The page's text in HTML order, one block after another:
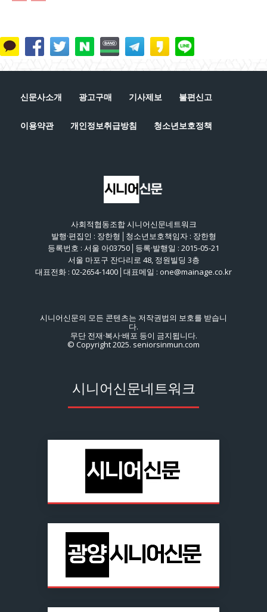
신문사소개 광고구매 기사제보 불편신고
이용약관 개인정보취급방침 청소년보호정책
사회적협동조합 시니어신문네트워크
발행·편집인 : 장한형│청소년보호책임자 : 장한형
등록번호 : 서울 아03750│등록·발행일 : 2015-05-21
서울 마포구 잔다리로 48, 정원빌딩 3층
대표전화 : 02-2654-1400│대표메일 : one@mainage.co.kr
시니어신문의 모든 콘텐츠는 저작권법의 보호를 받습니
다.
무단 전재·복사·배포 등이 금지됩니다.
© Copyright 2025. seniorsinmun.com
시니어신문네트워크